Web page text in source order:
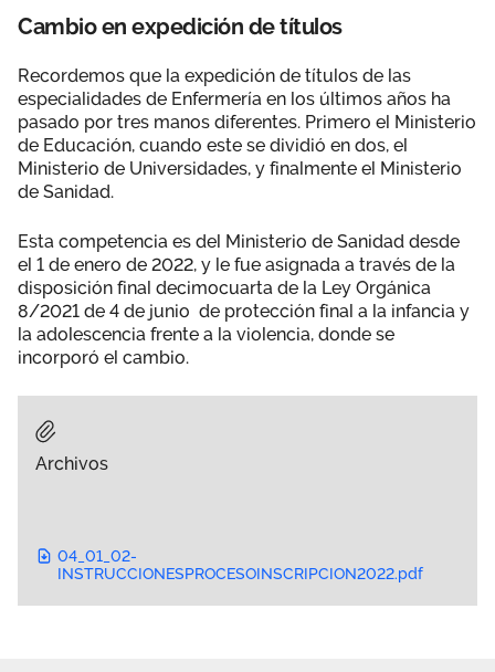
Cambio en expedición de títulos
Recordemos que la expedición de títulos de las
especialidades de Enfermería en los últimos años ha
pasado por tres manos diferentes. Primero el Ministerio
de Educación, cuando este se dividió en dos, el
Ministerio de Universidades, y finalmente el Ministerio
de Sanidad.
Esta competencia es del Ministerio de Sanidad desde
el 1 de enero de 2022, y le fue asignada a través de la
disposición final decimocuarta de la Ley Orgánica
8/2021 de 4 de junio de protección final a la infancia y
la adolescencia frente a la violencia, donde se
incorporó el cambio.
Archivos
04_01_02-
INSTRUCCIONESPROCESOINSCRIPCION2022.pdf